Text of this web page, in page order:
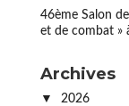
46ème Salon
et de combat »
Archives
2026